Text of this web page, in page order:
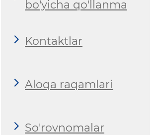
bo'yicha qo'llanma
Kontaktlar
Aloqa raqamlari
So'rovnomalar